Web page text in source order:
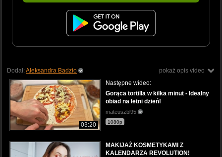
pokaż opis video
Dodał:Aleksandra Badzio
03:20
Następne wideo:
Gorąca tortilla w kilka minut - Idealny
obiad na letni dzień!
mateuszbl95
1080p
MAKIJAŻ KOSMETYKAMI Z
KALENDARZA REVOLUTION!